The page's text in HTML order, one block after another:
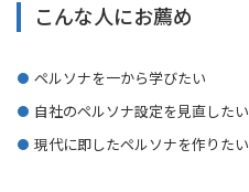
こんな人にお薦め
ペルソナを一から学びたい
自社のペルソナ設定を見直したい
現代に即したペルソナを作りたい